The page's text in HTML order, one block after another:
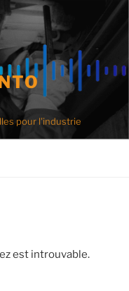
pour l'industrie
est introuvable.